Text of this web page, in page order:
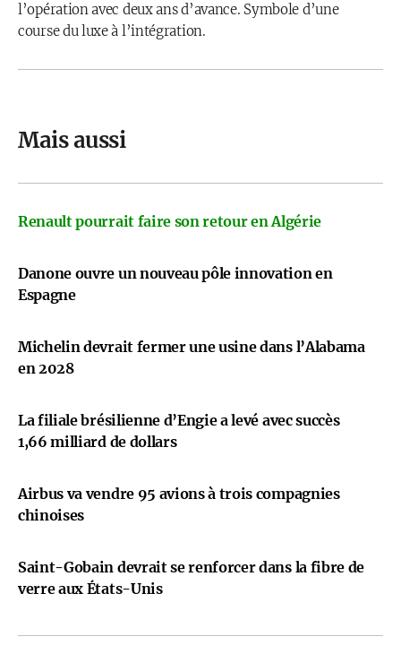
l’opération avec deux ans d’avance. Symbole d’une
course du luxe à l’intégration.
Mais aussi
Renault pourrait faire son retour en Algérie
Danone ouvre un nouveau pôle innovation en
Espagne
Michelin devrait fermer une usine dans l’Alabama
en 2028
La filiale brésilienne d’Engie a levé avec succès
1,66 milliard de dollars
Airbus va vendre 95 avions à trois compagnies
chinoises
Saint-Gobain devrait se renforcer dans la fibre de
verre aux États-Unis